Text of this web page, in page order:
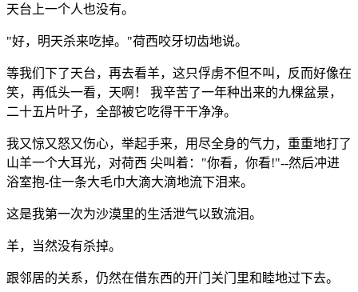
天台上一个人也没有。
"好，明天杀来吃掉。"荷西咬牙切齿地说。
等我们下了天台，再去看羊，这只俘虏不但不叫，反而好像在
笑，再低头一看，天啊！ 我辛苦了一年种出来的九棵盆景，
二十五片叶子，全部被它吃得干干净净。
我又惊又怒又伤心，举起手来，用尽全身的气力，重重地打了
山羊一个大耳光，对荷西 尖叫着："你看，你看!"--然后冲进
浴室抱-住一条大毛巾大滴大滴地流下泪来。
这是我第一次为沙漠里的生活泄气以致流泪。
羊，当然没有杀掉。
跟邻居的关系，仍然在借东西的开门关门里和睦地过下去。